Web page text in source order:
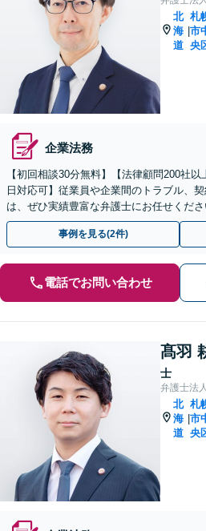
北
海
道
札
市
央
企業法務
【初回相談30分無料】【法律顧問200社
日対応可】従業員や企業間のトラブル、
は、ぜひ実績豊富な弁護士にお任せくださ
子契約に対応】
事例を見る(2件)
電話でお問い合わせ
髙羽
士
弁護士法
北
海
道
札
市
央